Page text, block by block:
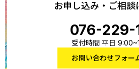
お申し込み・ご相談
076-229-
受付時間 平日
お問い合わせフォー